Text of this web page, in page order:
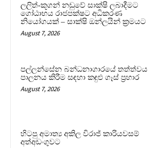
ලලිත්-කූගන් නඩුවේ සාක්ෂි ලබාදීමට
ගෝඨාභය රාජපක්ෂට අධිකරණ
නියෝගයක් – සාක්ෂි ඔන්ලයින් ක්‍රමයට
August 7, 2026
පල්ලන්සේන බන්ධනාගාරයේ තත්ත්වය
පාලනය කිරීම සඳහා කඳුළු ගෑස් ප්‍රහාර
August 7, 2026
හිටපු අමාත්‍ය අකිල විරාජ් කාරියවසම්
අත්අඩංගුවට